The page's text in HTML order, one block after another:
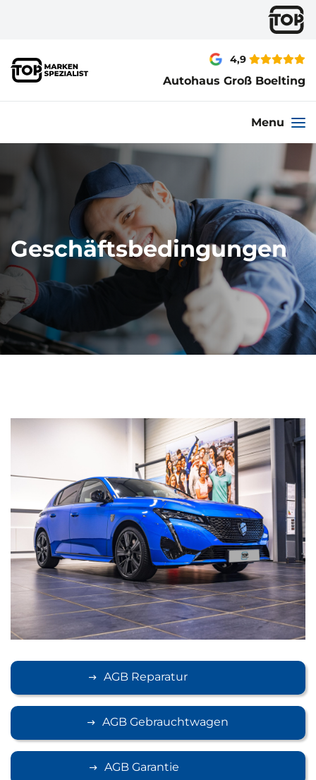
4,9
Autohaus Groß Boelting
Menu
Geschäftsbedingungen
AGB Reparatur
AGB Gebrauchtwagen
AGB Garantie